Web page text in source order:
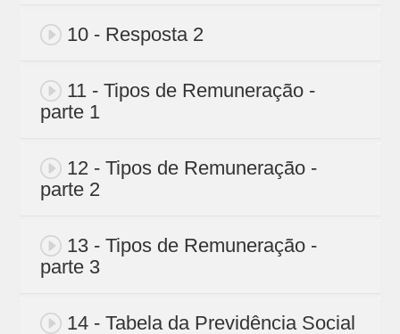
10 - Resposta 2
11 - Tipos de Remuneração -
parte 1
12 - Tipos de Remuneração -
parte 2
13 - Tipos de Remuneração -
parte 3
14 - Tabela da Previdência Social